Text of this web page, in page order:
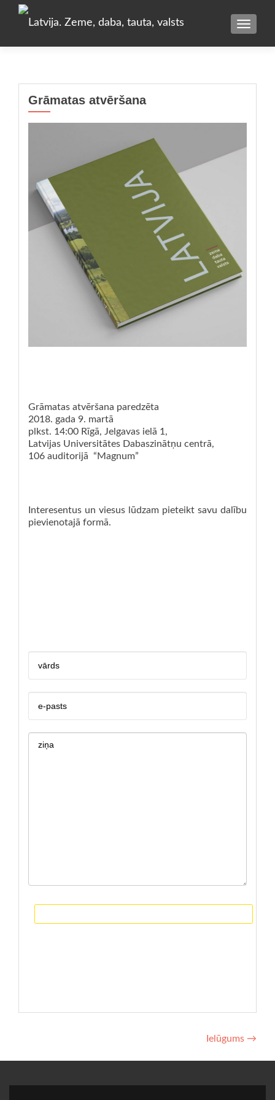
Grāmatas atvēršana
Grāmatas atvēršana paredzēta
2018. gada 9. martā
plkst. 14:00 Rīgā, Jelgavas ielā 1,
Latvijas Universitātes Dabaszinātņu centrā,
106 auditorijā “Magnum”
Interesentus un viesus lūdzam pieteikt savu dalību
pievienotajā formā.
navigation
Ielūgums →